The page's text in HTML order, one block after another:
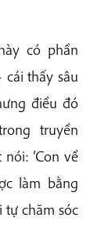
có phần
thấy sâu
điều đó
truyền
‘Con về
làm bằng
chăm sóc